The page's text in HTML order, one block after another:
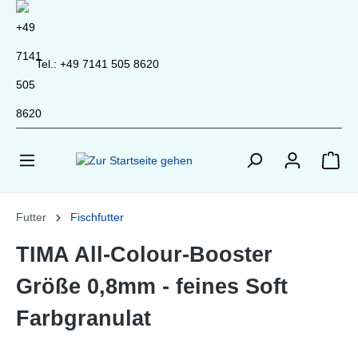
springen
Tel.: +49 7141 505 8620
Futter Fischfutter
TIMA All-Colour-Booster
Größe 0,8mm - feines Soft
Farbgranulat